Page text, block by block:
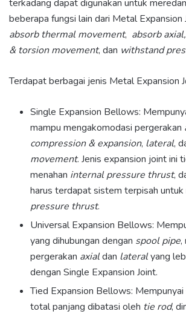
terkadang dapat digunakan untuk
beberapa fungsi lain dari Metal Expansion
absorb thermal movement, absorb
& torsion movement, dan withstand
Terdapat berbagai jenis Metal Expansion
Single Expansion Bellows:
mampu mengakomodasi pergerakan
compression & expansion, lateral,
movement. Jenis expansion joint ini
menahan internal pressure thrust,
harus terdapat sistem terpisah untuk
pressure thrust.
Universal Expansion Bellows:
yang dihubungan dengan spool pipe,
pergerakan axialdan lateralyang
dengan Single Expansion Joint.
Tied Expansion Bellows:
total panjang dibatasi oleh tie rod,